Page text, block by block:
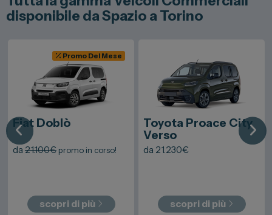
disponibile da Spazio a Torino
Promo Del Mese
Fiat Doblò
da 21.100€promo in corso!
scopri di più
Toyota Proace City
Verso
da 21.230€
scopri di più